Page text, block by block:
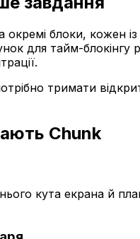
блоки, кожен
для тайм-
тримати
Chunk
кута екрана й